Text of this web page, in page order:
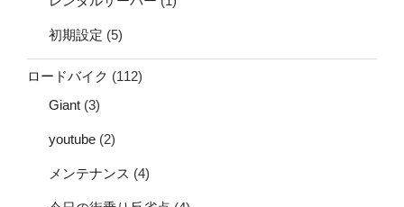
初期設定 (5)
ロードバイク (112)
Giant (3)
youtube (2)
メンテナンス (4)